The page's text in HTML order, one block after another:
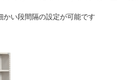
い段間隔の設定が可能です